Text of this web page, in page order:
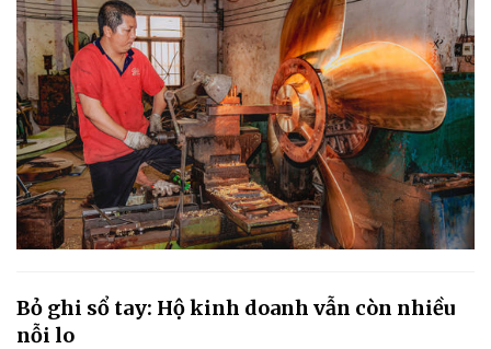
Bỏ ghi sổ tay: Hộ kinh doanh vẫn còn nhiều
nỗi lo